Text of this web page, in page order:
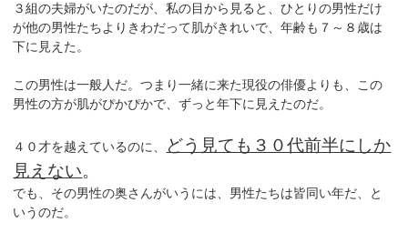
３組の夫婦がいたのだが、私の目から見ると、ひとりの男性だけ
が他の男性たちよりきわだって肌がきれいで、年齢も７～８歳は
下に見えた。
この男性は一般人だ。つまり一緒に来た現役の俳優よりも、この
男性の方が肌がぴかぴかで、ずっと年下に見えたのだ。
４０才を越えているのに、
どう見ても３０代前半にしか
見えない。
でも、その男性の奥さんがいうには、男性たちは皆同い年だ、と
いうのだ。